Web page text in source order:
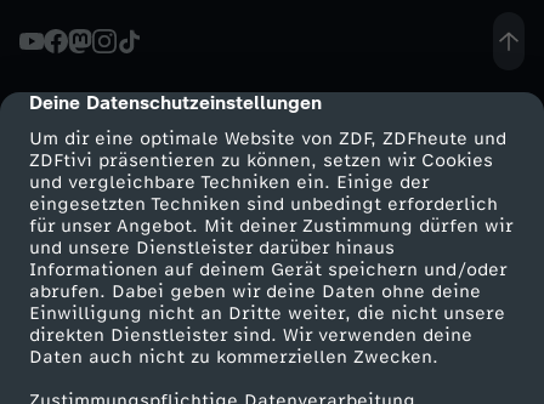
cmp-dialog-description
Deine Datenschutzeinstellungen
Um dir eine optimale Website von ZDF, ZDFheute und
ZDFtivi präsentieren zu können, setzen wir Cookies
und vergleichbare Techniken ein. Einige der
eingesetzten Techniken sind unbedingt erforderlich
für unser Angebot. Mit deiner Zustimmung dürfen wir
und unsere Dienstleister darüber hinaus
Informationen auf deinem Gerät speichern und/oder
abrufen. Dabei geben wir deine Daten ohne deine
Einwilligung nicht an Dritte weiter, die nicht unsere
direkten Dienstleister sind. Wir verwenden deine
Daten auch nicht zu kommerziellen Zwecken.
a
s
h
i
n
o
-
Mehr ZDF
ZDF-Apps
Smart TV
ZDFtext
Livestreams
Service
ZDFmitreden
Kontakt zum ZDF
Tickets
Zuschauerservice